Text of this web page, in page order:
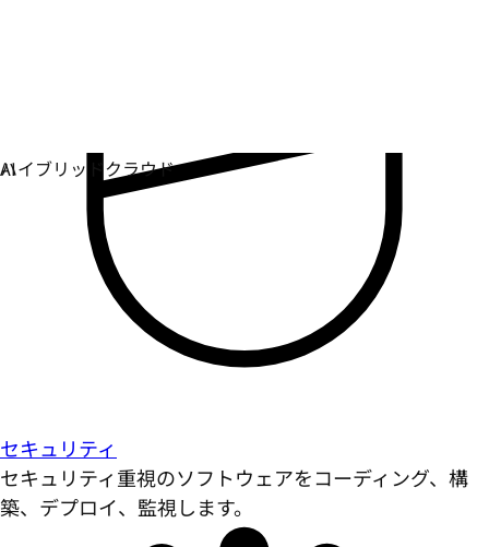
セキュリティ
セキュリティ重視のソフトウェアをコーディング、構
築、デプロイ、監視します。